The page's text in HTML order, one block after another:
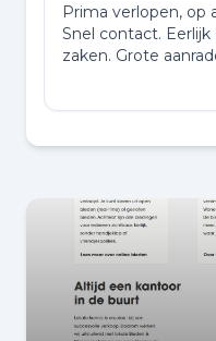
Prima verlopen, op
Snel contact.
zaken. Grote